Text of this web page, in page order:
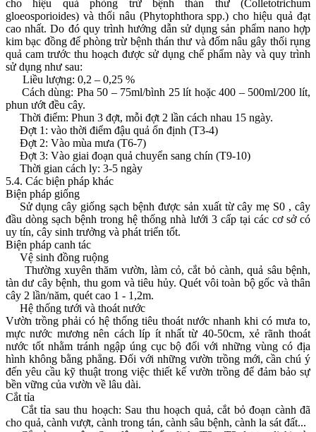
cho hiệu quả phòng trừ bệnh thán thư (Colletotrichum
gloeosporioides) và thối nâu (Phytophthora spp.) cho hiệu quả đạt
cao nhất. Do đó quy trình hướng dẫn sử dụng sản phẩm nano hợp
kim bạc đồng để phòng trừ bệnh thán thư và đốm nâu gây thối rụng
quả cam trước thu hoạch được sử dụng chế phẩm này và quy trình
sử dụng như sau:
Liều lượng: 0,2 – 0,25 %
Cách dùng: Pha 50 – 75ml/bình 25 lít hoặc 400 – 500ml/200 lít,
phun ướt đều cây.
Thời điểm: Phun 3 đợt, mỗi đợt 2 lần cách nhau 15 ngày.
Đợt 1: vào thời điểm đậu quả ổn định (T3-4)
Đợt 2: Vào mùa mưa (T6-7)
Đợt 3: Vào giai đoạn quả chuyển sang chín (T9-10)
Thời gian cách ly: 3-5 ngày
5.4. Các biện pháp khác
Biện pháp giống
Sử dụng cây giống sạch bệnh được sản xuất từ cây mẹ S0 , cây
đầu dòng sạch bệnh trong hệ thống nhà lưới 3 cấp tại các cơ sở có
uy tín, cây sinh trưởng và phát triển tốt.
Biện pháp canh tác
Vệ sinh đồng ruộng
Thường xuyên thăm vườn, làm cỏ, cắt bỏ cành, quả sâu bệnh,
tàn dư cây bệnh, thu gom và tiêu hủy. Quét vôi toàn bộ gốc và thân
cây 2 lần/năm, quét cao 1 - 1,2m.
Hệ thống tưới và thoát nước
Vườn trồng phải có hệ thống tiêu thoát nước nhanh khi có mưa to,
mực nước mương nên cách líp ít nhất từ 40-50cm, xẻ rãnh thoát
nước tốt nhằm tránh ngập úng cục bộ đối với những vùng có địa
hình không bằng phẳng. Đối với những vườn trồng mới, cần chú ý
đến yêu cầu kỹ thuật trong việc thiết kế vườn trồng để đảm bảo sự
bền vững của vườn về lâu dài.
Cắt tỉa
Cắt tỉa sau thu hoạch: Sau thu hoạch quả, cắt bỏ đoạn cành đã
cho quả, cành vượt, cành trong tán, cành sâu bệnh, cành la sát đất...